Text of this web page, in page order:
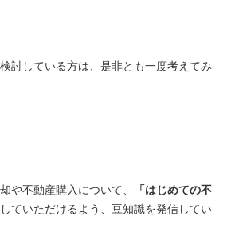
討している方は、是非とも一度考えてみ
や不動産購入について、
「はじめての不
していただけるよう、豆知識を発信してい